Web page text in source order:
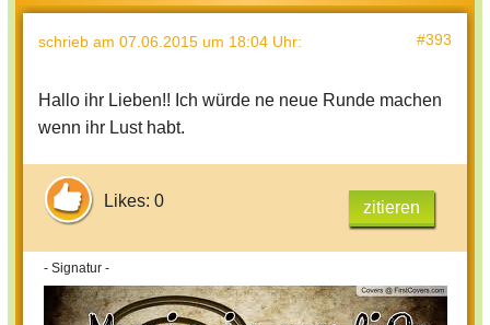
schrieb am 07.06.2015 um 18:04 Uhr: #393
Hallo ihr Lieben!! Ich würde ne neue Runde machen
wenn ihr Lust habt.
Likes: 0 zitieren
- Signatur -